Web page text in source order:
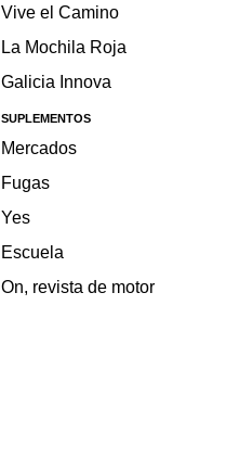
Vive el Camino
La Mochila Roja
Galicia Innova
SUPLEMENTOS
Mercados
Fugas
Yes
Escuela
On, revista de motor